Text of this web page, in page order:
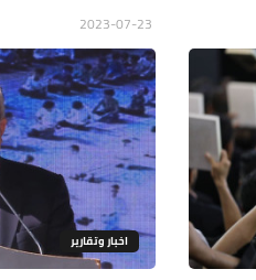
اخبار وتقارير